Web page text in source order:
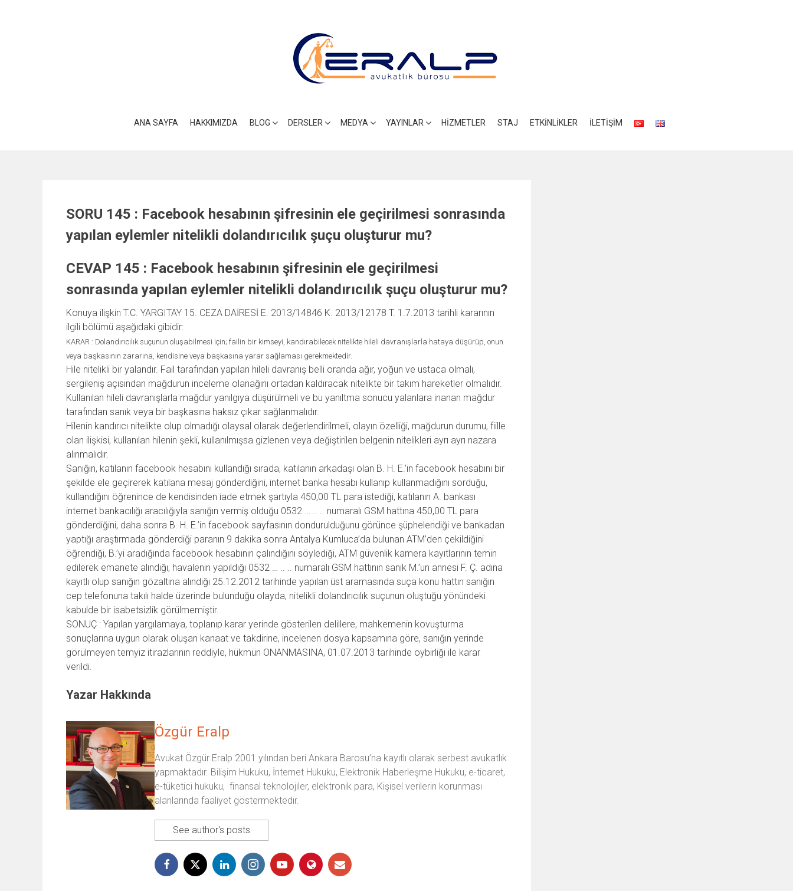
ANA SAYFA HAKKIMIZDA BLOG DERSLER MEDYA YAYINLAR HIZMETLER STAJ ETKİNLİKLER İLETİŞİM
SORU 145 : Facebook hesabının şifresinin ele geçirilmesi sonrasında
yapılan eylemler nitelikli dolandırıcılık şuçu oluşturur mu?
CEVAP 145 : Facebook hesabının şifresinin ele geçirilmesi
sonrasında yapılan eylemler nitelikli dolandırıcılık şuçu oluşturur mu?
Konuya ilişkin T.C. YARGITAY 15. CEZA DAİRESİ E. 2013/14846 K. 2013/12178 T. 1.7.2013 tarihli kararının
ilgili bölümü aşağıdaki gibidir:
KARAR : Dolandırıcılık suçunun oluşabilmesi için; failin bir kimseyi, kandırabilecek nitelikte hileli davranışlarla hataya düşürüp, onun
veya başkasının zararına, kendisine veya başkasına yarar sağlaması gerekmektedir.
Hile nitelikli bir yalandır. Fail tarafından yapılan hileli davranış belli oranda ağır, yoğun ve ustaca olmalı,
sergileniş açısından mağdurun inceleme olanağını ortadan kaldıracak nitelikte bir takım hareketler olmalıdır.
Kullanılan hileli davranışlarla mağdur yanılgıya düşürülmeli ve bu yanıltma sonucu yalanlara inanan mağdur
tarafından sanık veya bir başkasına haksız çıkar sağlanmalıdır.
Hilenin kandırıcı nitelikte olup olmadığı olaysal olarak değerlendirilmeli, olayın özelliği, mağdurun durumu, fiille
olan ilişkisi, kullanılan hilenin şekli, kullanılmışsa gizlenen veya değiştirilen belgenin nitelikleri ayrı ayrı nazara
alınmalıdır.
Sanığın, katılanın facebook hesabını kullandığı sırada, katılanın arkadaşı olan B. H. E.’in facebook hesabını bir
şekilde ele geçirerek katılana mesaj gönderdiğini, internet banka hesabı kullanıp kullanmadığını sorduğu,
kullandığını öğrenince de kendisinden iade etmek şartıyla 450,00 TL para istediği, katılanın A. bankası
internet bankacılığı aracılığıyla sanığın vermiş olduğu 0532 … .. .. numaralı GSM hattına 450,00 TL para
gönderdiğini, daha sonra B. H. E.’in facebook sayfasının dondurulduğunu görünce şüphelendiği ve bankadan
yaptığı araştırmada gönderdiği paranın 9 dakika sonra Antalya Kumluca’da bulunan ATM’den çekildiğini
öğrendiği, B.’yi aradığında facebook hesabının çalındığını söylediği, ATM güvenlik kamera kayıtlarının temin
edilerek emanete alındığı, havalenin yapıldığı 0532 … .. .. numaralı GSM hattının sanık M.’un annesi F. Ç. adına
kayıtlı olup sanığın gözaltına alındığı 25.12.2012 tarihinde yapılan üst aramasında suça konu hattın sanığın
cep telefonuna takılı halde üzerinde bulunduğu olayda, nitelikli dolandırıcılık suçunun oluştuğu yönündeki
kabulde bir isabetsizlik görülmemiştir.
SONUÇ : Yapılan yargılamaya, toplanıp karar yerinde gösterilen delillere, mahkemenin kovuşturma
sonuçlarına uygun olarak oluşan kanaat ve takdirine, incelenen dosya kapsamına göre, sanığın yerinde
görülmeyen temyiz itirazlarının reddiyle, hükmün ONANMASINA, 01.07.2013 tarihinde oybirliği ile karar
verildi.
Yazar Hakkında
Özgür Eralp
Avukat Özgür Eralp 2001 yılından beri Ankara Barosu’na kayıtlı olarak serbest avukatlık
yapmaktadır. Bilişim Hukuku, İnternet Hukuku, Elektronik Haberleşme Hukuku, e-ticaret,
e-tüketici hukuku, finansal teknolojiler, elektronik para, Kişisel verilerin korunması
alanlarında faaliyet göstermektedir.
See author's posts